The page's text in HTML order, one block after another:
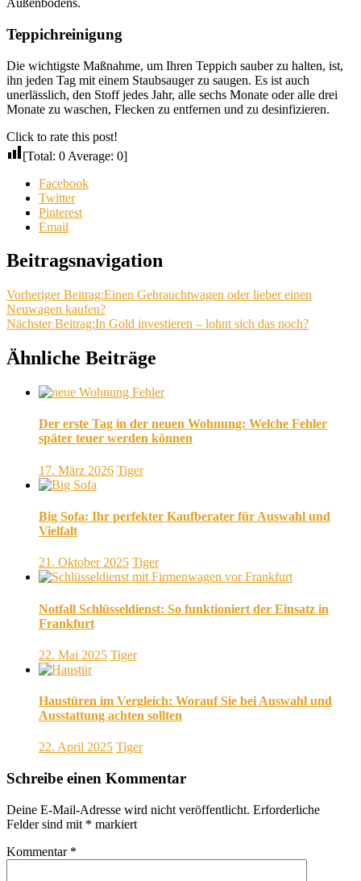
Außenbodens.
Teppichreinigung
Die wichtigste Maßnahme, um Ihren Teppich sauber zu halten, ist,
ihn jeden Tag mit einem Staubsauger zu saugen. Es ist auch
unerlässlich, den Stoff jedes Jahr, alle sechs Monate oder alle drei
Monate zu waschen, Flecken zu entfernen und zu desinfizieren.
Click to rate this post!
[Total: 0 Average: 0]
Facebook
Twitter
Pinterest
Email
Beitragsnavigation
Vorheriger Beitrag:Einen Gebrauchtwagen oder lieber einen
Neuwagen kaufen?
Nächster Beitrag:In Gold investieren – lohnt sich das noch?
Ähnliche Beiträge
Der erste Tag in der neuen Wohnung: Welche Fehler
später teuer werden können
17. März 2026 Tiger
Big Sofa: Ihr perfekter Kaufberater für Auswahl und
Vielfalt
21. Oktober 2025 Tiger
Notfall Schlüsseldienst: So funktioniert der Einsatz in
Frankfurt
22. Mai 2025 Tiger
Haustüren im Vergleich: Worauf Sie bei Auswahl und
Ausstattung achten sollten
22. April 2025 Tiger
Schreibe einen Kommentar
Deine E-Mail-Adresse wird nicht veröffentlicht. Erforderliche
Felder sind mit * markiert
Kommentar *